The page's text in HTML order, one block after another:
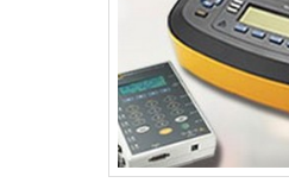
calibragem em aparelhos
São diversas opções de
como manutenção de
de bisturi elétrico com
proteção.Para uma maior
clientes, a empresa